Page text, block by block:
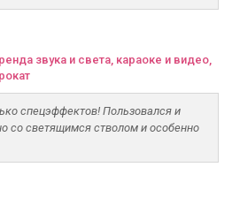
звука и света, караоке и видео,
спецэффектов! Пользовался и
со светящимся стволом и особенно